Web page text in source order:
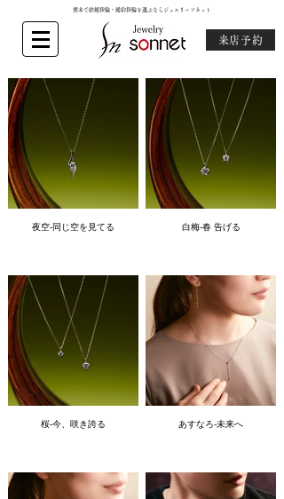
熊本で結婚指輪・婚約指輪を選ぶならジュエリーソネット
来店予約
夜空-同じ空を見てる 白梅-春 告げる
桜-今、咲き誇る あすなろ-未来へ